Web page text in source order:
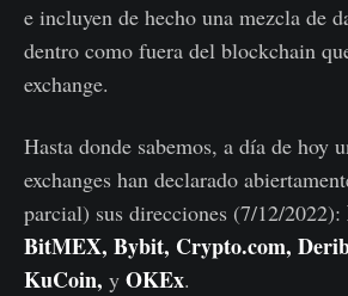
e incluyen de hecho una mezcla de
dentro como fuera del blockchain
exchange.
Hasta donde sabemos, a día de hoy
exchanges han declarado
parcial) sus direcciones (7/12/2022):
BitMEX, Bybit, Crypto.com,
KuCoin, y OKEx.